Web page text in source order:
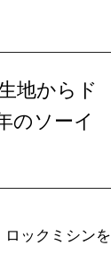
地からド
のソーイ
ックミシンを